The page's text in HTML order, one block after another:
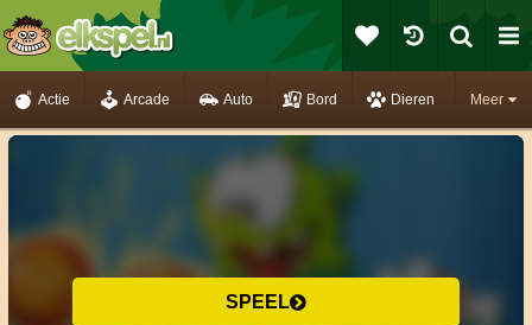
Meer
Actie Arcade Auto Bord Dieren
SPEEL